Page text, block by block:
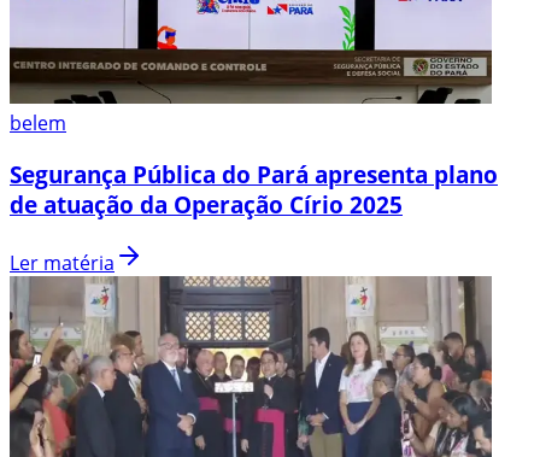
belem
Segurança Pública do Pará apresenta plano
de atuação da Operação Círio 2025
Ler matéria